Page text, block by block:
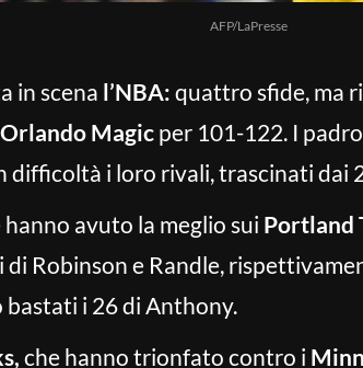
AFP/LaPresse
in scena l’NBA: quattro sfide, ma
Orlando Magic per 101-122. I
difficoltà i loro rivali, trascinati dai
hanno avuto la meglio sui Portland
Robinson e Randle,
bastati i 26 di Anthony.
che hanno trionfato contro i